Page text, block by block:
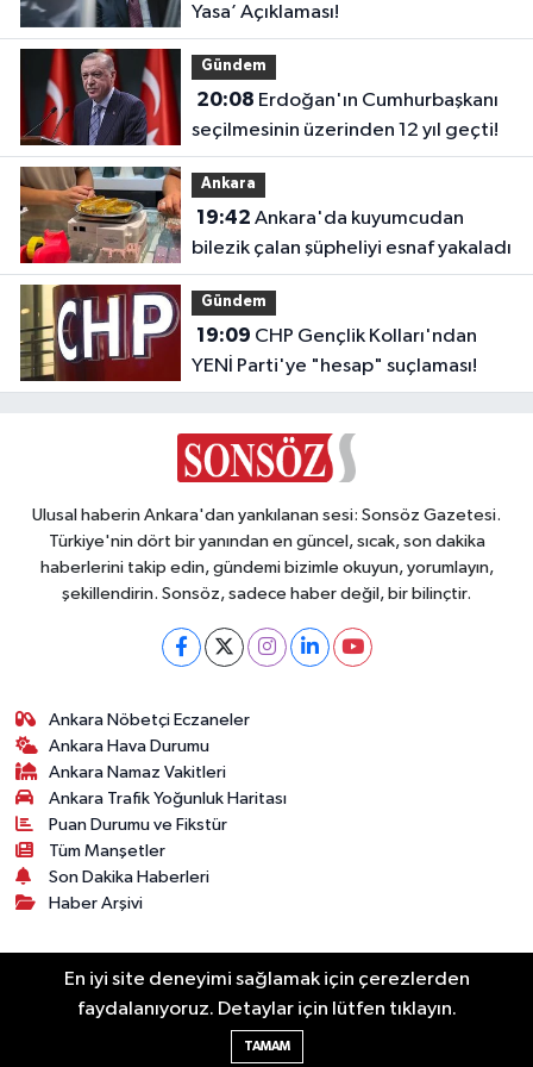
Yasa’ Açıklaması!
Gündem
20:08
seçilmesinin üzerinden 12 yıl geçti!
Ankara
19:42
bilezik çalan şüpheliyi esnaf yakaladı
Gündem
19:09
YENİ Parti'ye "hesap" suçlaması!
Ulusal haberin Ankara'dan yankılanan sesi: Sonsöz Gazetesi.
Türkiye'nin dört bir yanından en güncel, sıcak, son dakika
haberlerini takip edin, gündemi bizimle okuyun, yorumlayın,
şekillendirin. Sonsöz, sadece haber değil, bir bilinçtir.
Ankara Nöbetçi Eczaneler
Ankara Hava Durumu
Ankara Namaz Vakitleri
Ankara Trafik Yoğunluk Haritası
Puan Durumu ve Fikstür
Tüm Manşetler
Son Dakika Haberleri
Haber Arşivi
Künye Ekonomi Gündem Yazarlar
Spor
Sonsöz Özel
En iyi site deneyimi sağlamak için çerezlerden
faydalanıyoruz. Detaylar için lütfen tıklayın.
TAMAM